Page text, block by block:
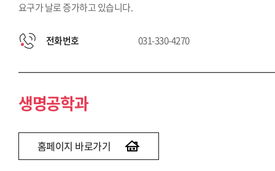
요구가 날로 증가하고 있습니다.
전화번호 031-330-4270
생명공학과
홈페이지 바로가기